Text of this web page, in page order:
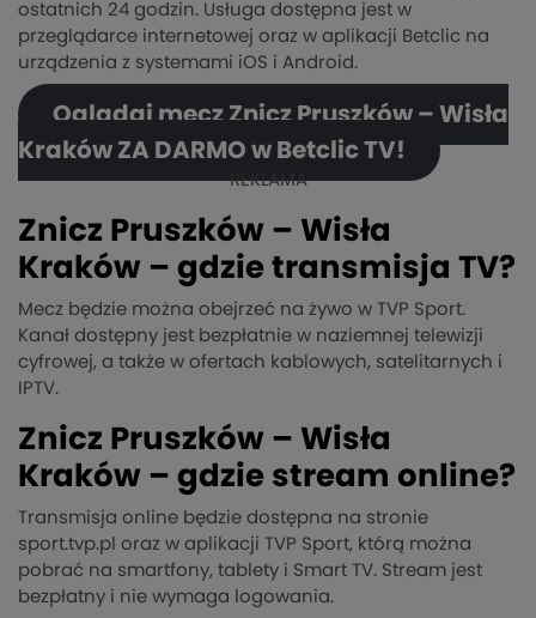
ostatnich 24 godzin. Usługa dostępna jest w
przeglądarce internetowej oraz w aplikacji Betclic na
urządzenia z systemami iOS i Android.
Oglądaj mecz Znicz Pruszków – Wisła
Kraków ZA DARMO w Betclic TV!
REKLAMA
Znicz Pruszków – Wisła
Kraków – gdzie transmisja TV?
Mecz będzie można obejrzeć na żywo w TVP Sport.
Kanał dostępny jest bezpłatnie w naziemnej telewizji
cyfrowej, a także w ofertach kablowych, satelitarnych i
IPTV.
Znicz Pruszków – Wisła
Kraków – gdzie stream online?
Transmisja online będzie dostępna na stronie
sport.tvp.pl oraz w aplikacji TVP Sport, którą można
pobrać na smartfony, tablety i Smart TV. Stream jest
bezpłatny i nie wymaga logowania.